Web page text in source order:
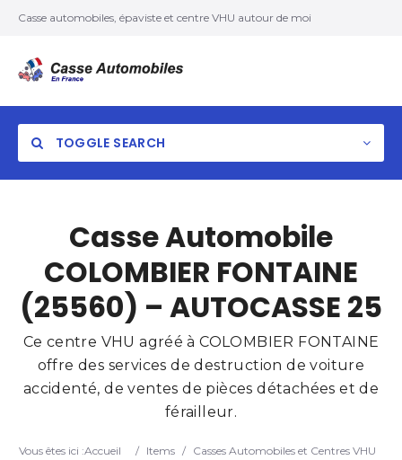
Casse automobiles, épaviste et centre VHU autour de moi
TOGGLE SEARCH
Casse Automobile
COLOMBIER FONTAINE
(25560) – AUTOCASSE 25
Ce centre VHU agréé à COLOMBIER FONTAINE
offre des services de destruction de voiture
accidenté, de ventes de pièces détachées et de
férailleur.
Vous êtes ici :Accueil / Items / Casses Automobiles et Centres VHU